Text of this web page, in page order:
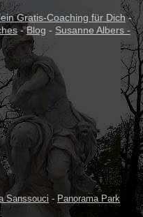
Gratis-Coaching für Dich-
-Blog - Susanne Albers -
Sanssouci - Panorama Park